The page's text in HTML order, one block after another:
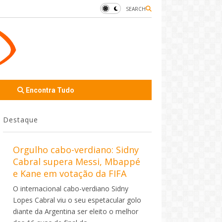
SEARCH
Encontra Tudo
Destaque
Orgulho cabo-verdiano: Sidny
Cabral supera Messi, Mbappé
e Kane em votação da FIFA
O internacional cabo-verdiano Sidny
Lopes Cabral viu o seu espetacular golo
diante da Argentina ser eleito o melhor